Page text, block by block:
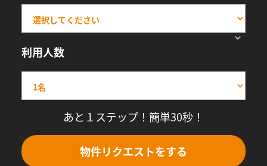
利用人数
あと１ステップ！簡単30秒！
物件リクエストをする